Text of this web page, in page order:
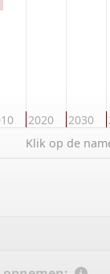
2020 2030
Klik op de